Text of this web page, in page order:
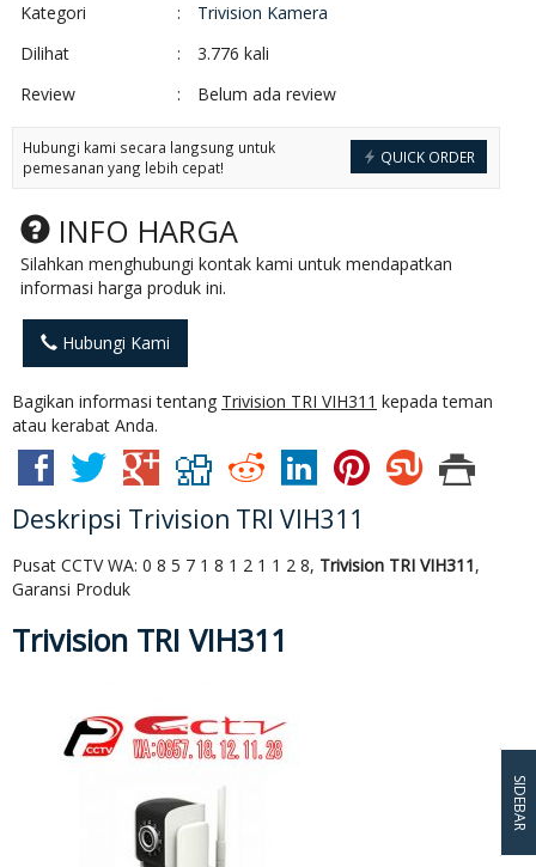
Kategori
:
Trivision Kamera
Dilihat
:
3.776 kali
Review
: Belum ada review
QUICK ORDER
Hubungi kami secara langsung untuk
pemesanan yang lebih cepat!
INFO HARGA
Silahkan menghubungi kontak kami untuk mendapatkan
informasi harga produk ini.
Hubungi Kami
Bagikan informasi tentang Trivision TRI VIH311 kepada teman
atau kerabat Anda.
Deskripsi Trivision TRI VIH311
Pusat CCTV WA: 0 8 5 7 1 8 1 2 1 1 2 8, Trivision TRI VIH311,
Garansi Produk
Trivision TRI VIH311
SIDEBAR